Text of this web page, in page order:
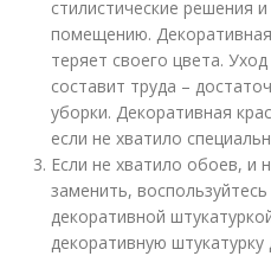
стилистические решения
помещению.
теряет своего цвета.
составит труда –
уборки. Декоративная
если не хватило
Если не хватило обоев, и
заменить,
декоративной
декоративную